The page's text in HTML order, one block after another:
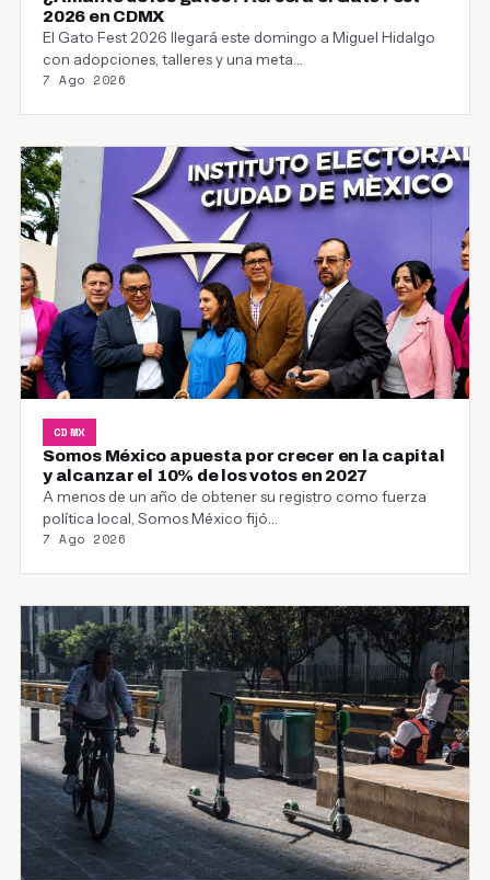
2026 en CDMX
El Gato Fest 2026 llegará este domingo a Miguel Hidalgo
con adopciones, talleres y una meta…
7 Ago 2026
CDMX
Somos México apuesta por crecer en la capital
y alcanzar el 10% de los votos en 2027
A menos de un año de obtener su registro como fuerza
política local, Somos México fijó…
7 Ago 2026